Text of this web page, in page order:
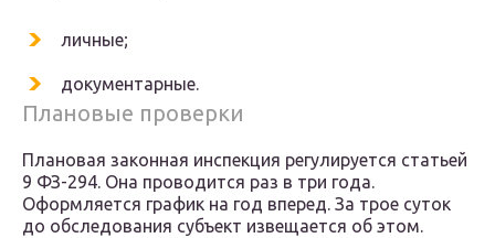
личные;
документарные.
Плановые проверки
Плановая законная инспекция регулируется статьей
9 ФЗ-294. Она проводится раз в три года.
Оформляется график на год вперед. За трое суток
до обследования субъект извещается об этом.